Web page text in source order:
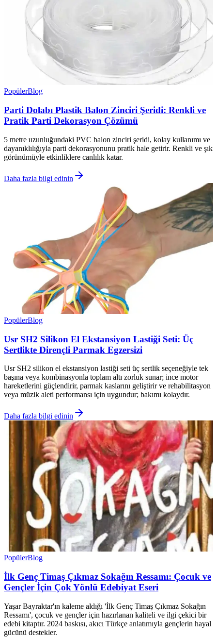
PopülerBlog
Parti Dolabı Plastik Balon Zinciri Şeridi: Renkli ve
Pratik Parti Dekorasyon Çözümü
5 metre uzunluğundaki PVC balon zinciri şeridi, kolay kullanımı ve
dayanıklılığıyla parti dekorasyonunu pratik hale getirir. Renkli ve şık
görünümüyle etkinliklere canlılık katar.
Daha fazla bilgi edinin
PopülerBlog
Usr SH2 Silikon El Ekstansiyon Lastiği Seti: Üç
Sertlikte Dirençli Parmak Egzersizi
Usr SH2 silikon el ekstansiyon lastiği seti üç sertlik seçeneğiyle tek
başına veya kombinasyonla toplam altı zorluk sunar; ince motor
hareketlerini güçlendirir, parmak kaslarını geliştirir ve rehabilitasyon
veya müzik aleti performansı için uygundur; bakımı kolaydır.
Daha fazla bilgi edinin
PopülerBlog
İlk Genç Timaş Çıkmaz Sokağın Ressamı: Çocuk ve
Gençler İçin Çok Yönlü Edebiyat Eseri
Yaşar Bayraktar'ın kaleme aldığı 'İlk Genç Timaş Çıkmaz Sokağın
Ressamı', çocuk ve gençler için hazırlanan kaliteli ve ilgi çekici bir
edebi kitaptır. 2024 baskısı, akıcı Türkçe anlatımıyla gençlerin hayal
gücünü destekler.